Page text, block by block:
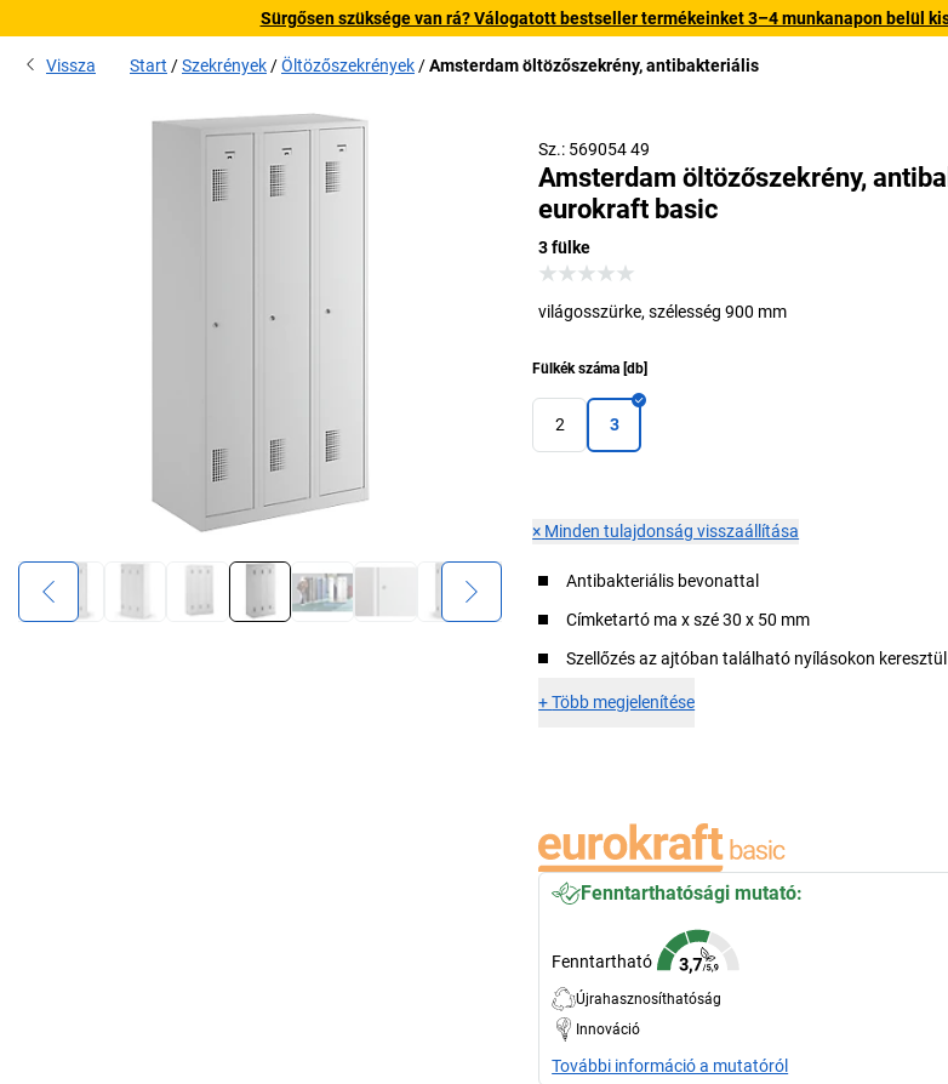
Sürgősen szüksége van rá? Válogatott bestseller termékeinket 3–4 munkanapon belül
Vissza Start Szekrények Öltözőszekrények Amsterdam öltözőszekrény, antibakteriális
Sz.: 569054 49
Amsterdam öltözőszekrény,
eurokraft basic
3 fülke
világosszürke, szélesség 900 mm
Fülkék száma [db]
2 3
× Minden tulajdonság visszaállítása
Antibakteriális bevonattal
Címketartó ma x szé 30 x 50 mm
Szellőzés az ajtóban található nyílásokon keresztül
+Több megjelenítése
Fenntarthatósági mutató:
Fenntartható
Újrahasznosíthatóság
Innováció
További információ a mutatóról